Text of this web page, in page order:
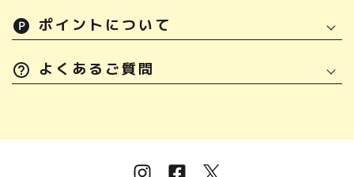
ポイントについて
よくあるご質問